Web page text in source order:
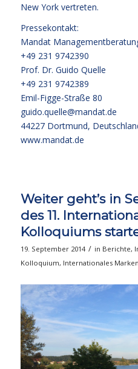
New York vertreten.
Pressekontakt:
Mandat
+49 231 9742390
Prof. Dr.
+49 231 9742389
Emil-Figge-
guido.quelle@mandat.de
44227
www.mandat.de
Weiter geht’s in
des 11.
Kolloquiums
19. September 2014 / in Berichte,
Kolloquium, Internationales